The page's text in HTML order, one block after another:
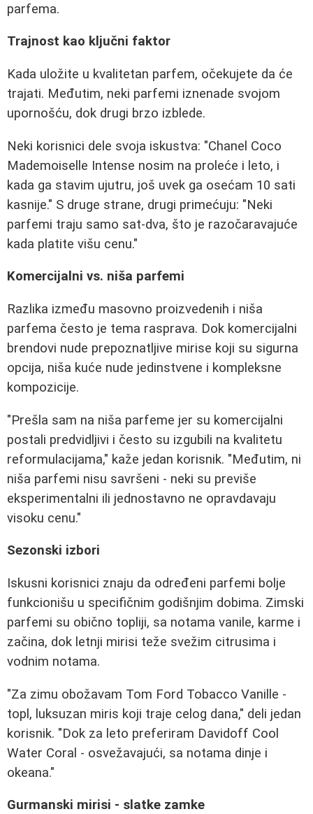
parfema.
Trajnost kao ključni faktor
Kada uložite u kvalitetan parfem, očekujete da će
trajati. Međutim, neki parfemi iznenade svojom
upornošću, dok drugi brzo izblede.
Neki korisnici dele svoja iskustva: "Chanel Coco
Mademoiselle Intense nosim na proleće i leto, i
kada ga stavim ujutru, još uvek ga osećam 10 sati
kasnije." S druge strane, drugi primećuju: "Neki
parfemi traju samo sat-dva, što je razočaravajuće
kada platite višu cenu."
Komercijalni vs. niša parfemi
Razlika između masovno proizvedenih i niša
parfema često je tema rasprava. Dok komercijalni
brendovi nude prepoznatljive mirise koji su sigurna
opcija, niša kuće nude jedinstvene i kompleksne
kompozicije.
"Prešla sam na niša parfeme jer su komercijalni
postali predvidljivi i često su izgubili na kvalitetu
reformulacijama," kaže jedan korisnik. "Međutim, ni
niša parfemi nisu savršeni - neki su previše
eksperimentalni ili jednostavno ne opravdavaju
visoku cenu."
Sezonski izbori
Iskusni korisnici znaju da određeni parfemi bolje
funkcionišu u specifičnim godišnjim dobima. Zimski
parfemi su obično topliji, sa notama vanile, karme i
začina, dok letnji mirisi teže svežim citrusima i
vodnim notama.
"Za zimu obožavam Tom Ford Tobacco Vanille -
topl, luksuzan miris koji traje celog dana," deli jedan
korisnik. "Dok za leto preferiram Davidoff Cool
Water Coral - osvežavajući, sa notama dinje i
okeana."
Gurmanski mirisi - slatke zamke